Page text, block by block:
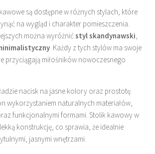
są dostępne w różnych stylach, które
na wygląd i charakter pomieszczenia.
można wyróżnić styl skandynawski,
. Każdy z tych stylów ma swoje
przyciągają miłośników nowoczesnego
nacisk na jasne kolory oraz prostotę.
wykorzystaniem naturalnych materiałów,
funkcjonalnymi formami. Stolik kawowy w
konstrukcję, co sprawia, że idealnie
jasnymi wnętrzami.